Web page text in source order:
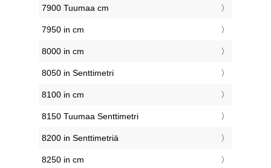
7900 Tuumaa cm
7950 in cm
8000 in cm
8050 in Senttimetri
8100 in cm
8150 Tuumaa Senttimetri
8200 in Senttimetriä
8250 in cm